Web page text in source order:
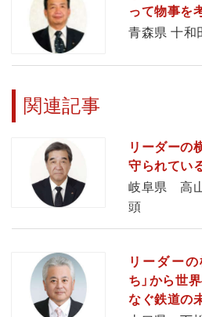
って物事を
青森県 十和
関連記事
リーダーの
守られてい
岐阜県 高
頭
リーダーの
ち」から世
なぐ鉄道の